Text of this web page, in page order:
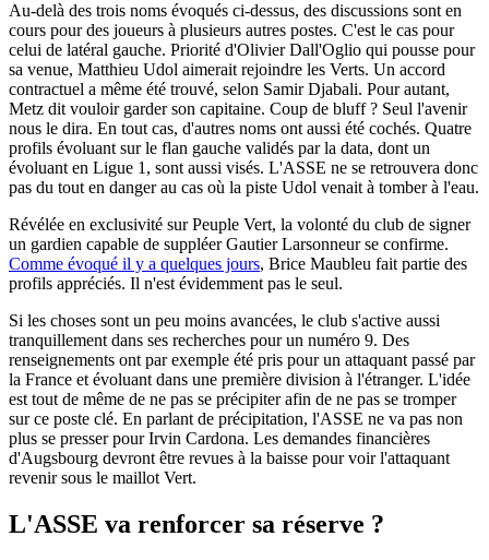
Au-delà des trois noms évoqués ci-dessus, des discussions sont en
cours pour des joueurs à plusieurs autres postes. C'est le cas pour
celui de latéral gauche. Priorité d'Olivier Dall'Oglio qui pousse pour
sa venue, Matthieu Udol aimerait rejoindre les Verts. Un accord
contractuel a même été trouvé, selon Samir Djabali. Pour autant,
Metz dit vouloir garder son capitaine. Coup de bluff ? Seul l'avenir
nous le dira. En tout cas, d'autres noms ont aussi été cochés. Quatre
profils évoluant sur le flan gauche validés par la data, dont un
évoluant en Ligue 1, sont aussi visés. L'ASSE ne se retrouvera donc
pas du tout en danger au cas où la piste Udol venait à tomber à l'eau.
Révélée en exclusivité sur Peuple Vert, la volonté du club de signer
un gardien capable de suppléer Gautier Larsonneur se confirme.
Comme évoqué il y a quelques jours, Brice Maubleu fait partie des
profils appréciés. Il n'est évidemment pas le seul.
Si les choses sont un peu moins avancées, le club s'active aussi
tranquillement dans ses recherches pour un numéro 9. Des
renseignements ont par exemple été pris pour un attaquant passé par
la France et évoluant dans une première division à l'étranger. L'idée
est tout de même de ne pas se précipiter afin de ne pas se tromper
sur ce poste clé. En parlant de précipitation, l'ASSE ne va pas non
plus se presser pour Irvin Cardona. Les demandes financières
d'Augsbourg devront être revues à la baisse pour voir l'attaquant
revenir sous le maillot Vert.
L'ASSE va renforcer sa réserve ?